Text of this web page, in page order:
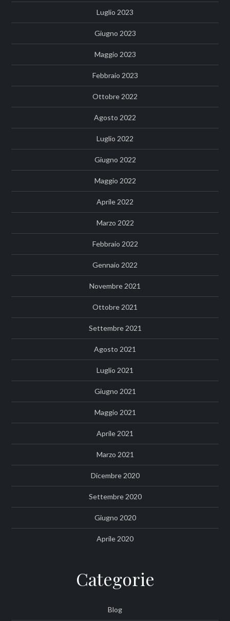
Luglio 2023
Giugno 2023
Maggio 2023
Febbraio 2023
Ottobre 2022
Agosto 2022
Luglio 2022
Giugno 2022
Maggio 2022
Aprile 2022
Marzo 2022
Febbraio 2022
Gennaio 2022
Novembre 2021
Ottobre 2021
Settembre 2021
Agosto 2021
Luglio 2021
Giugno 2021
Maggio 2021
Aprile 2021
Marzo 2021
Dicembre 2020
Settembre 2020
Giugno 2020
Aprile 2020
Categorie
Blog